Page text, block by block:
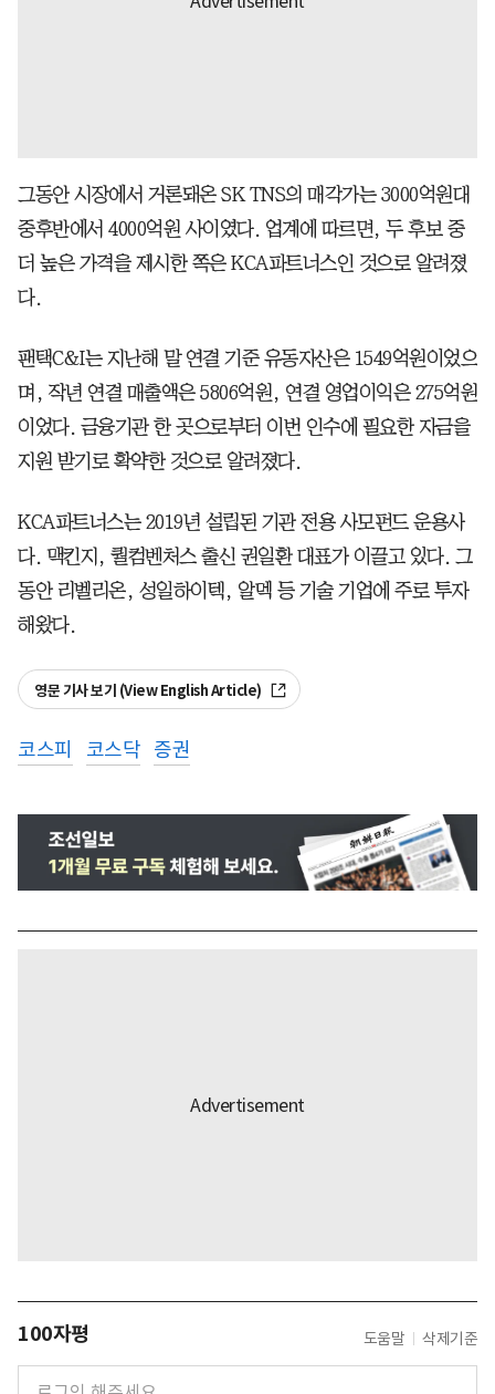
그동안 시장에서 거론돼온 SK TNS의 매각가는 3000억원대
중후반에서 4000억원 사이였다. 업계에 따르면, 두 후보 중
더 높은 가격을 제시한 쪽은 KCA파트너스인 것으로 알려졌
다.
팬택C&I는 지난해 말 연결 기준 유동자산은 1549억원이었으
며, 작년 연결 매출액은 5806억원, 연결 영업이익은 275억원
이었다. 금융기관 한 곳으로부터 이번 인수에 필요한 자금을
지원 받기로 확약한 것으로 알려졌다.
KCA파트너스는 2019년 설립된 기관 전용 사모펀드 운용사
다. 맥킨지, 퀄컴벤처스 출신 권일환 대표가 이끌고 있다. 그
동안 리벨리온, 성일하이텍, 알멕 등 기술 기업에 주로 투자
해왔다.
영문 기사 보기 (View English Article)
코스피 코스닥 증권
100자평 도움말 삭제기준